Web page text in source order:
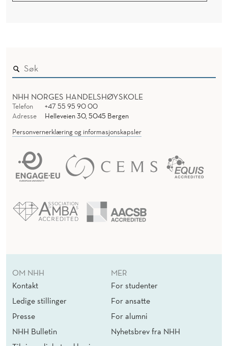
NHH NORGES HANDELSHØYSKOLE
Telefon
+47 55 95 90 00
Adresse
Helleveien 30, 5045 Bergen
Personvernerklæring og informasjonskapsler
OM NHH
Kontakt
Ledige stillinger
Presse
NHH Bulletin
MER
For studenter
For ansatte
For alumni
Nyhetsbrev fra NHH